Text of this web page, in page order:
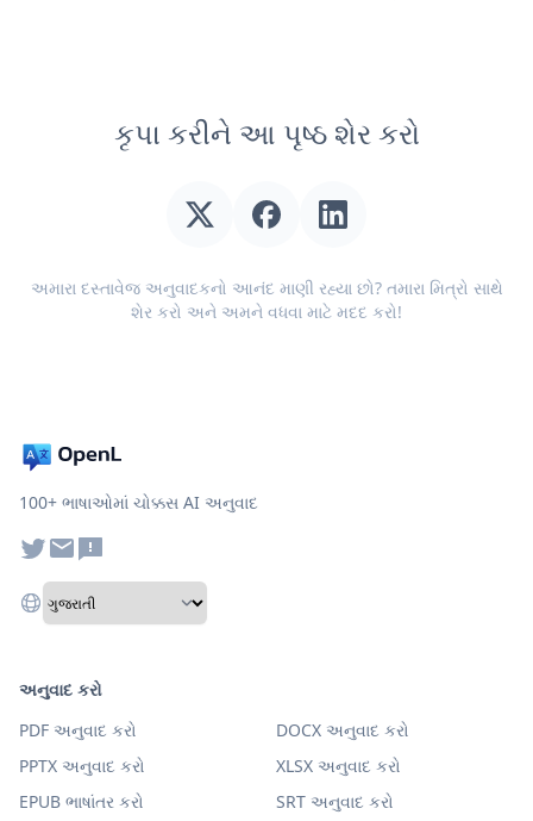
કૃપા કરીને આ પૃષ્ઠ શેર કરો
અમારા દસ્તાવેજ અનુવાદકનો આનંદ માણી રહ્યા છો? તમારા મિત્રો સાથે
શેર કરો અને અમને વધવા માટે મદદ કરો!
100+ ભાષાઓમાં ચોક્કસ AI અનુવાદ
અનુવાદ કરો
PDF અનુવાદ કરો
DOCX અનુવાદ કરો
PPTX અનુવાદ કરો
XLSX અનુવાદ કરો
EPUB ભાષાંતર કરો
SRT અનુવાદ કરો